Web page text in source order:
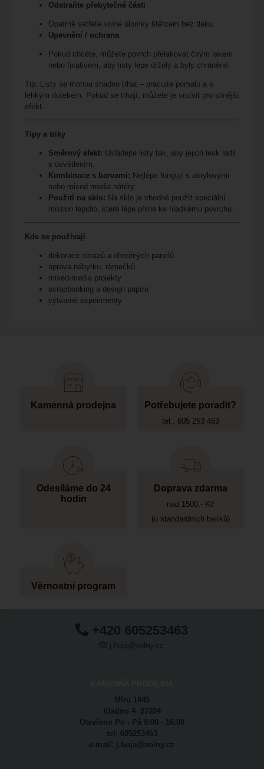
Odstraňte přebytečné části
Opatrně setřete volné úlomky štětcem bez tlaku.
Upevnění / ochrana
Pokud chcete, můžete povrch přelakovat čirým lakem
nebo fixativem, aby listy lépe držely a byly chráněné.
Tip: Listy se mohou snadno trhat – pracujte pomalu a s
lehkým dotekem. Pokud se trhají, můžete je vrstvit pro silnější
efekt.
Tipy a triky
Směrový efekt: Ukládejte listy tak, aby jejich lesk ladil
s osvětlením.
Kombinace s barvami: Nejlépe fungují s akrylovými
nebo mixed media nátěry.
Použití na sklo: Na sklo je vhodné použít speciální
mixtionlepidlo, které lépe přilne ke hladkému povrchu.
Kde se používají
dekorace obrazů a dřevěných panelů
úprava nábytku, rámečků
mixed‑media projekty
scrapbooking a design papíru
výtvarné experimenty
Kamenná prodejna Potřebujete poradit?
tel.: 605 253 463
Odesíláme do 24
hodin
Doprava zdarma
nad 1500,- Kč
(u standardních balíků)
Věrnostní program
+420 605253463
j.huja@volny.cz
Míru 1845
Kladno 4 27204
Otevřeno Po - Pá 8:00 - 16:00
tel: 605253463
e-mail: j.huja@volny.cz